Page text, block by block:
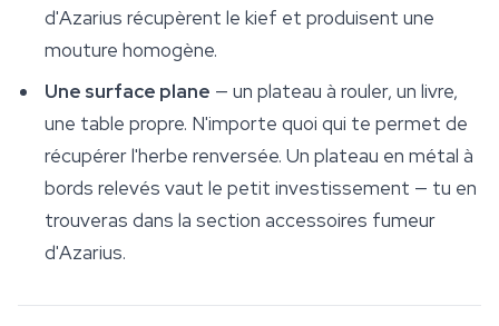
d'Azarius récupèrent le kief et produisent une
mouture homogène.
Une surface plane — un plateau à rouler, un livre,
une table propre. N'importe quoi qui te permet de
récupérer l'herbe renversée. Un plateau en métal à
bords relevés vaut le petit investissement — tu en
trouveras dans la section accessoires fumeur
d'Azarius.